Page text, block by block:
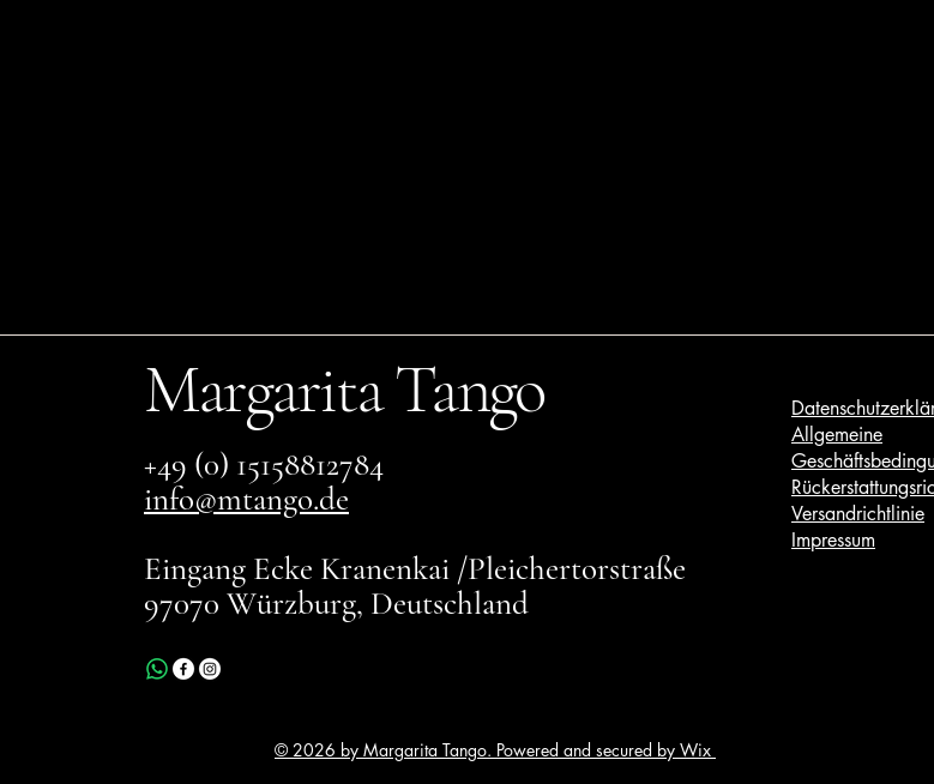
Margarita Tango
+49 (0) 15158812784
info@mtango.de
Eingang Ecke Kranenkai /Pleichertorstraße
97070 Würzburg, Deutschland
Allgemeine
Versandrichtlinie
Impressum
© 2026 by Margarita Tango. Powered and secured by Wix